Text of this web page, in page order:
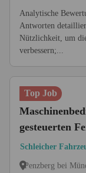
Analytische
Antworten
Nützlichkeit, um
verbessern;...
Top Job
gesteuerten
(m/w/d)
Schleicher
Penzberg bei